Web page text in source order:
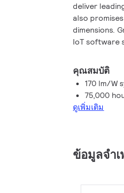
deliver
also
dimensions.
IoT software
room
benefits
suitable for
คุณสมบัติ
170 lm/W
75,000
ดูเพิ่มเติม
ข้อมูลจำเ